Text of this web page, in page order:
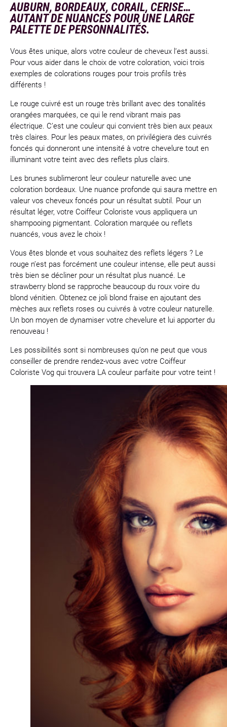
AUBURN, BORDEAUX, CORAIL, CERISE…
AUTANT DE NUANCES POUR UNE LARGE
PALETTE DE PERSONNALITÉS.
Vous êtes unique, alors votre couleur de cheveux l’est aussi.
Pour vous aider dans le choix de votre coloration, voici trois
exemples de colorations rouges pour trois profils très
différents !
Le rouge cuivré est un rouge très brillant avec des tonalités
orangées marquées, ce qui le rend vibrant mais pas
électrique. C’est une couleur qui convient très bien aux peaux
très claires. Pour les peaux mates, on privilégiera des cuivrés
foncés qui donneront une intensité à votre chevelure tout en
illuminant votre teint avec des reflets plus clairs.
Les brunes sublimeront leur couleur naturelle avec une
coloration bordeaux. Une nuance profonde qui saura mettre en
valeur vos cheveux foncés pour un résultat subtil. Pour un
résultat léger, votre Coiffeur Coloriste vous appliquera un
shampooing pigmentant. Coloration marquée ou reflets
nuancés, vous avez le choix !
Vous êtes blonde et vous souhaitez des reflets légers ? Le
rouge n’est pas forcément une couleur intense, elle peut aussi
très bien se décliner pour un résultat plus nuancé. Le
strawberry blond se rapproche beaucoup du roux voire du
blond vénitien. Obtenez ce joli blond fraise en ajoutant des
mèches aux reflets roses ou cuivrés à votre couleur naturelle.
Un bon moyen de dynamiser votre chevelure et lui apporter du
renouveau !
Les possibilités sont si nombreuses qu’on ne peut que vous
conseiller de prendre rendez-vous avec votre Coiffeur
Coloriste Vog qui trouvera LA couleur parfaite pour votre teint !